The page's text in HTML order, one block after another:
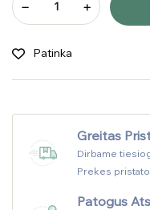
Patinka
Greitas
Dirbame
Prekes
Patogus